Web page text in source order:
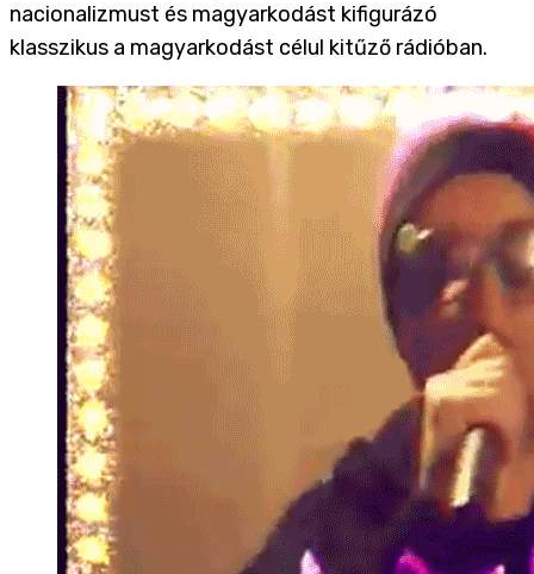
nacionalizmust és magyarkodást kifigurázó
klasszikus a magyarkodást célul kitűző rádióban.